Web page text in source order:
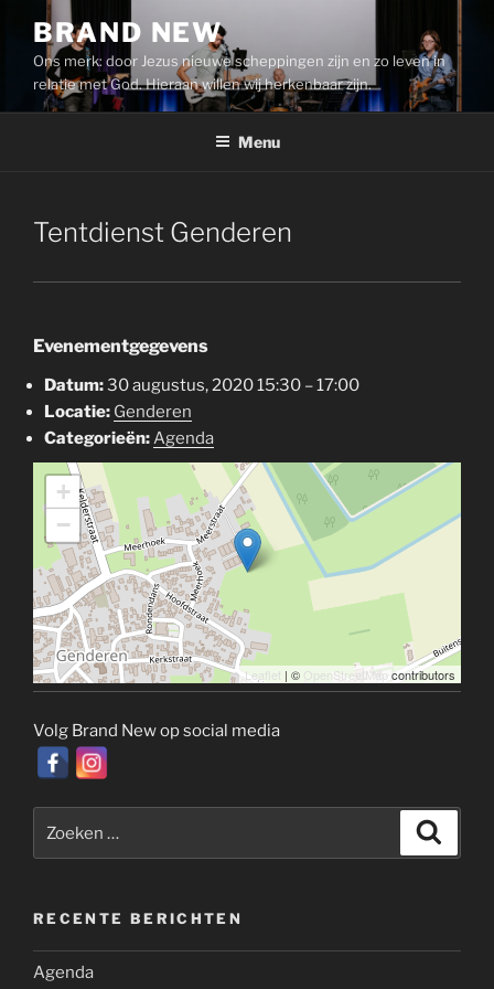
inhoud
BRAND NEW
Ons merk: door Jezus nieuwe scheppingen zijn en zo leven in
relatie met God. Hieraan willen wij herkenbaar zijn.
Menu
Tentdienst Genderen
Evenementgegevens
Datum:30 augustus, 2020 15:30 –17:00
Locatie: Genderen
Categorieën: Agenda
+
−
Leaflet | © OpenStreetMapcontributors
Volg Brand New op social media
naar:
RECENTE BERICHTEN
Agenda